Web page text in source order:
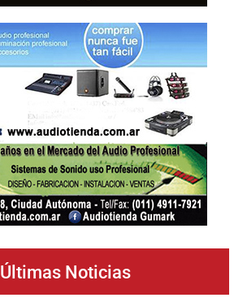
Últimas Noticias